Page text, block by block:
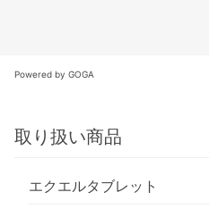
Powered by GOGA
取り扱い商品
エクエルタブレット